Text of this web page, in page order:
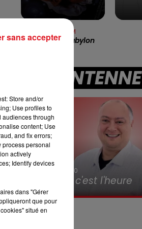
16h00 - 19h00
LE JUKEBOX RDL
BONEY M
Rivers Of Babylon
A L'ANTENNE
Debout c'est l'heure
Store and/or
Use profiles to
audiences through
content; Use
and fix errors;
process personal
actively
Identify devices
dans "Gérer
que pour
situé en
sans accepter